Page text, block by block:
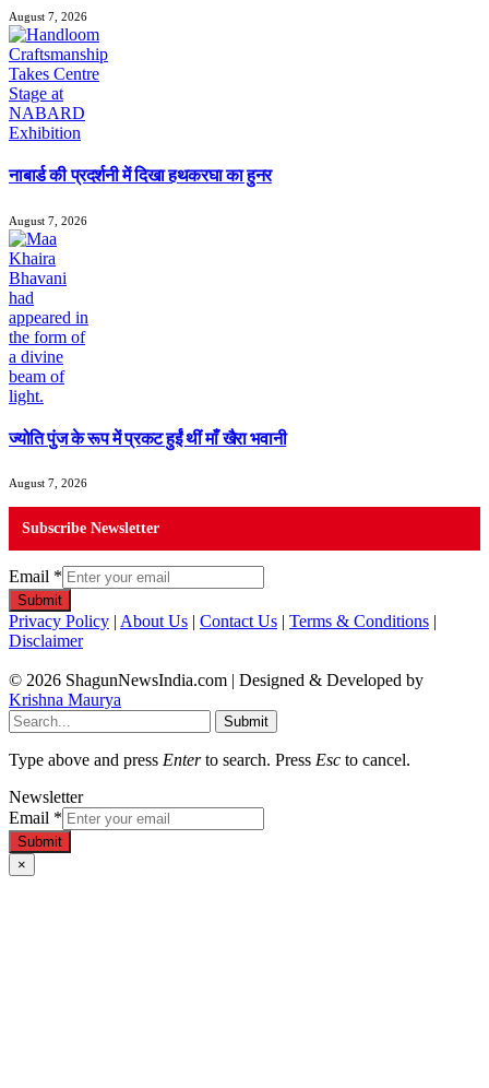
August 7, 2026
नाबार्ड की प्रदर्शनी में दिखा हथकरघा का हुनर
August 7, 2026
ज्योति पुंज के रूप में प्रकट हुईं थीं माँ खैरा भवानी
August 7, 2026
Subscribe Newsletter
Email *
Submit
Privacy Policy | About Us | Contact Us | Terms & Conditions |
Disclaimer
© 2026 ShagunNewsIndia.com | Designed & Developed by
Krishna Maurya
Submit
Type above and press Enterto search. Press Esc to cancel.
Newsletter
Email *
Submit
×